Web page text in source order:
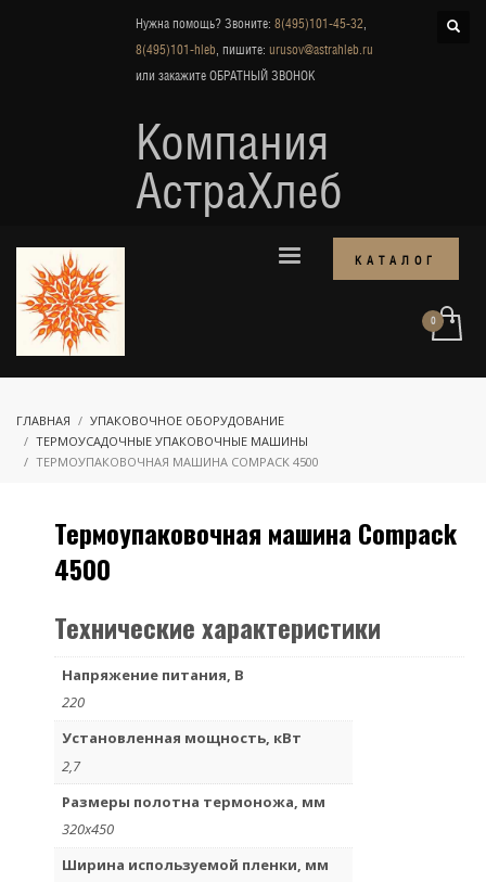
Нужна помощь? Звоните: 8(495)101-45-32,
8(495)101-hleb, пишите: urusov@astrahleb.ru
или закажите ОБРАТНЫЙ ЗВОНОК
Компания
АстраХлеб
КАТАЛОГ
ГЛАВНАЯ
УПАКОВОЧНОЕ ОБОРУДОВАНИЕ
ТЕРМОУСАДОЧНЫЕ УПАКОВОЧНЫЕ МАШИНЫ
ТЕРМОУПАКОВОЧНАЯ МАШИНА COMPACK 4500
Термоупаковочная машина Compack
4500
Технические характеристики
Напряжение питания, В
220
Установленная мощность, кВт
2,7
Размеры полотна термоножа, мм
320х450
Ширина используемой пленки, мм